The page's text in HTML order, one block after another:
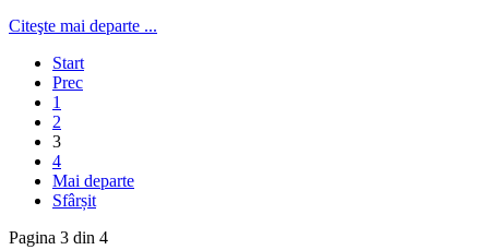
Citeşte mai departe ...
Start
Prec
1
2
3
4
Mai departe
Sfârșit
Pagina 3 din 4